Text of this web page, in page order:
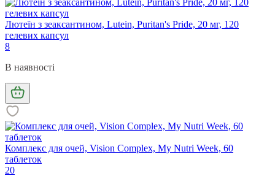
Лютеїн з зеаксантином, Lutein, Puritan's Pride, 20 мг, 120
гелевих капсул
8
В наявності
Комплекс для очей, Vision Complex, My Nutri Week, 60
таблеток
20